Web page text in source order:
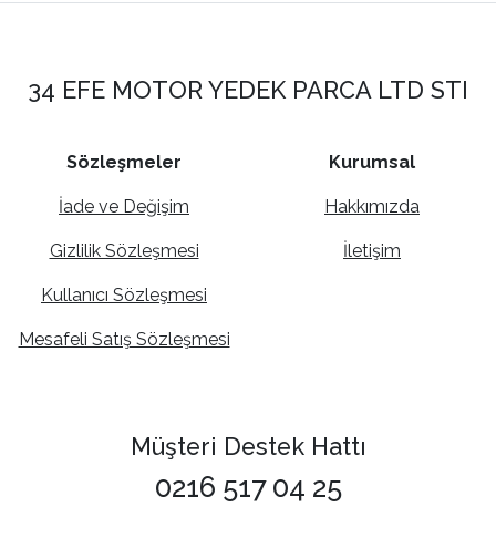
34 EFE MOTOR YEDEK PARCA LTD STI
Sözleşmeler
İade ve Değişim
Gizlilik Sözleşmesi
Kullanıcı Sözleşmesi
Mesafeli Satış Sözleşmesi
Kurumsal
Hakkımızda
İletişim
Müşteri Destek Hattı
0216 517 04 25